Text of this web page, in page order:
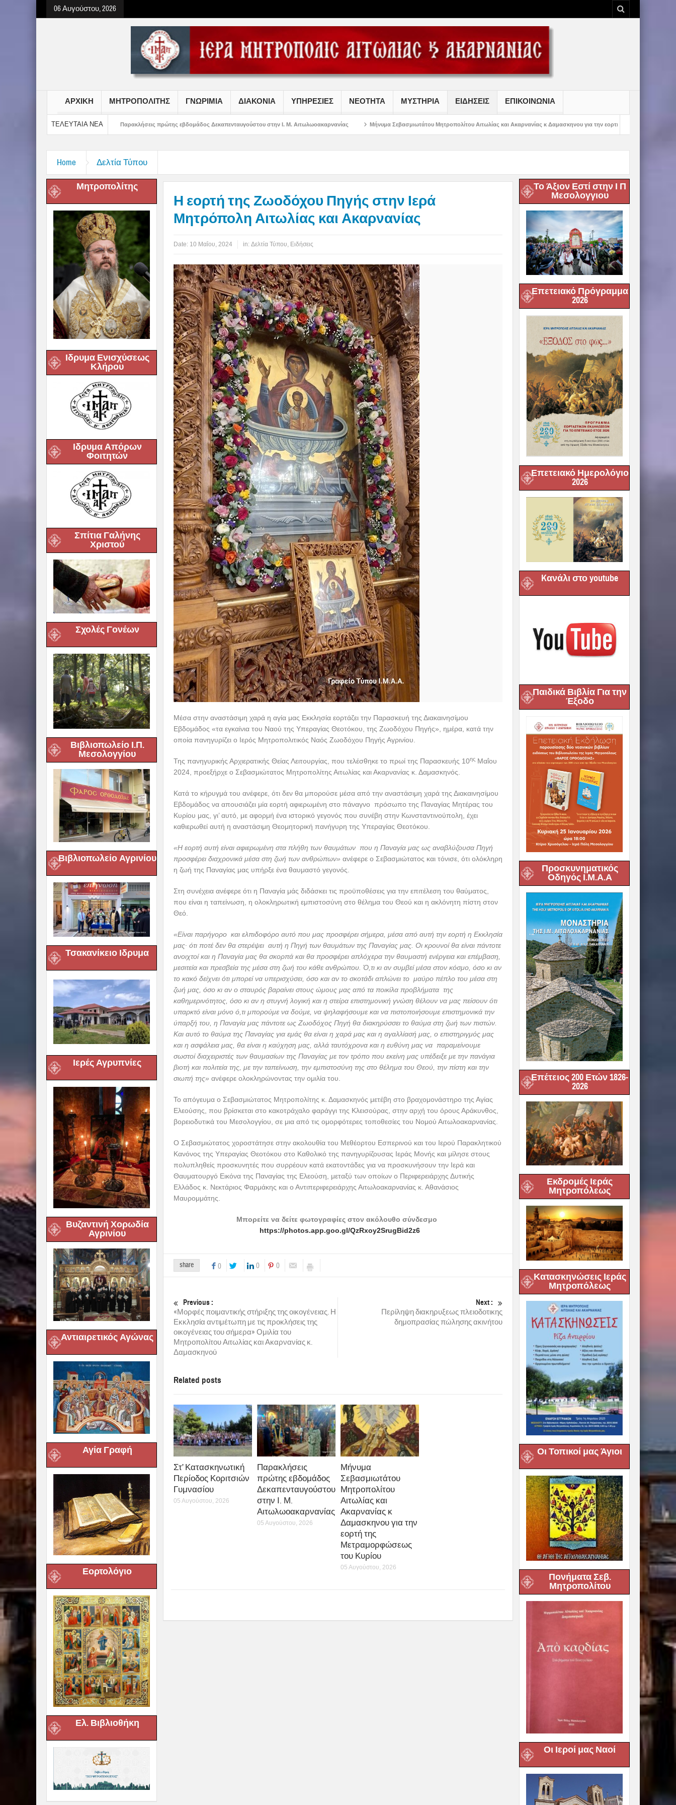
06 Αυγούστου, 2026
ΑΡΧΙΚΗ ΜΗΤΡΟΠΟΛΙΤΗΣ ΓΝΩΡΙΜΙΑ ΔΙΑΚΟΝΙΑ ΥΠΗΡΕΣΙΕΣ ΝΕΟΤΗΤΑ ΜΥΣΤΗΡΙΑ ΕΙΔΗΣΕΙΣ ΕΠΙΚΟΙΝΩΝΙΑ
ΤΕΛΕΥΤΑΙΑ ΝΕΑ
Παρακλήσεις πρώτης εβδομάδος Δεκαπενταυγούστου στην Ι. Μ. Αιτωλωοακαρνανίας Μήνυμα Σεβασμιωτάτου Μητροπολίτου Αιτωλίας και Ακαρνανίας κ Δαμασκηνου για την εορτή της Μετραμορφώσεως του Κυρίου
Home Δελτία Τύπου
Μητροπολίτης
Ιδρυμα Ενισχύσεως
Κλήρου
Ιδρυμα Απόρων
Φοιτητών
Σπίτια Γαλήνης
Χριστού
Σχολές Γονέων
Βιβλιοπωλείο Ι.Π.
Μεσολογγίου
Βιβλιοπωλείο Αγρινίου
Τσακανίκειο Ιδρυμα
Ιερές Αγρυπνίες
Βυζαντινή Χορωδία
Αγρινίου
Αντιαιρετικός Αγώνας
Αγία Γραφή
Εορτολόγιο
Ελ. Βιβλιοθήκη
Η εορτή της Ζωοδόχου Πηγής στην Ιερά
Μητρόπολη Αιτωλίας και Ακαρνανίας
Date: 10 Μαΐου, 2024 in: Δελτία Τύπου, Ειδήσεις
Μέσα στην αναστάσιμη χαρά η αγία μας Εκκλησία εορτάζει την Παρασκευή της Διακαινησίμου
Εβδομάδος «τα εγκαίνια του Ναού της Υπεραγίας Θεοτόκου, της Ζωοδόχου Πηγής», ημέρα, κατά την
οποία πανηγυρίζει ο Ιερός Μητροπολιτικός Ναός Ζωοδόχου Πηγής Αγρινίου.
Της πανηγυρικής Αρχιερατικής Θείας Λειτουργίας, που τελέσθηκε το πρωί της Παρασκευής 10ηςΜαΐου
2024, προεξήρχε ο Σεβασμιώτατος Μητροπολίτης Αιτωλίας και Ακαρνανίας κ. Δαμασκηνός.
Κατά το κήρυγμά του ανέφερε, ότι δεν θα μπορούσε μέσα από την αναστάσιμη χαρά της Διακαινησίμου
Εβδομάδος να απουσιάζει μία εορτή αφιερωμένη στο πάναγνο πρόσωπο της Παναγίας Μητέρας του
Κυρίου μας, γι’ αυτό, με αφορμή ένα ιστορικό γεγονός που συνέβη στην Κωνσταντινούπολη, έχει
καθιερωθεί αυτή η αναστάσιμη Θεομητορική πανήγυρη της Υπεραγίας Θεοτόκου.
«Η εορτή αυτή είναι αφιερωμένη στα πλήθη των θαυμάτων που η Παναγία μας ως αναβλύζουσα Πηγή
προσφέρει διαχρονικά μέσα στη ζωή των ανθρώπων» ανέφερε ο Σεβασμιώτατος και τόνισε, ότι ολόκληρη
η ζωή της Παναγίας μας υπήρξε ένα θαυμαστό γεγονός.
Στη συνέχεια ανέφερε ότι η Παναγία μάς διδάσκει τις προϋποθέσεις για την επιτέλεση του θαύματος,
που είναι η ταπείνωση, η ολοκληρωτική εμπιστοσύνη στο θέλημα του Θεού και η ακλόνητη πίστη στον
Θεό.
«Είναι παρήγορο και ελπιδοφόρο αυτό που μας προσφέρει σήμερα, μέσα από αυτή την εορτή η Εκκλησία
μας∙ ότι ποτέ δεν θα στερέψει αυτή η Πηγή των θαυμάτων της Παναγίας μας. Οι κρουνοί θα είναι πάντοτε
ανοιχτοί και η Παναγία μας θα σκορπά και θα προσφέρει απλόχερα την θαυμαστή ενέργεια και επέμβαση,
μεσιτεία και πρεσβεία της μέσα στη ζωή του κάθε ανθρώπου. Ό,τι κι αν συμβεί μέσα στον κόσμο, όσο κι αν
το κακό δείχνει ότι μπορεί να υπερισχύσει, όσο και αν το σκοτάδι απλώνει το μαύρο πέπλο του μέσα στη
ζωή μας, όσο κι αν ο σταυρός βαραίνει στους ώμους μας από τα ποικίλα προβλήματα της
καθημερινότητος, όσο κι αν η στυγνή λογική και η στείρα επιστημονική γνώση θέλουν να μας πείσουν ότι
υπαρκτό είναι μόνο ό,τι μπορούμε να δούμε, να ψηλαφήσουμε και να πιστοποιήσουμε επιστημονικά την
ύπαρξή του, η Παναγία μας πάντοτε ως Ζωοδόχος Πηγή θα διακηρύσσει το θαύμα στη ζωή των πιστών.
Και αυτό το θαύμα της Παναγίας για εμάς θα είναι η χαρά μας και η αγαλλίασή μας, ο επιστηριγμός μας
και η ασφάλεια μας, θα είναι η καύχηση μας, αλλά ταυτόχρονα και η ευθύνη μας να παραμείνουμε
σωστοί διαχειριστές των θαυμασίων της Παναγίας με τον τρόπο που εκείνη μας υπέδειξε με την πανάγια
βιοτή και πολιτεία της, με την ταπείνωση, την εμπιστοσύνη της στο θέλημα του Θεού, την πίστη και την
σιωπή της» ανέφερε ολοκληρώνοντας την ομιλία του.
Το απόγευμα ο Σεβασμιώτατος Μητροπολίτης κ. Δαμασκηνός μετέβη στο βραχομονάστηρο της Αγίας
Ελεούσης, που βρίσκεται στο κακοτράχαλο φαράγγι της Κλεισούρας, στην αρχή του όρους Αράκυνθος,
βορειοδυτικά του Μεσολογγίου, σε μια από τις ομορφότερες τοποθεσίες του Νομού Αιτωλοακαρνανίας.
Ο Σεβασμιώτατος χοροστάτησε στην ακολουθία του Μεθέορτου Εσπερινού και του Ιερού Παρακλητικού
Κανόνος της Υπεραγίας Θεοτόκου στο Καθολικό της πανηγυρίζουσας Ιεράς Μονής και μίλησε στους
πολυπληθείς προσκυνητές που συρρέουν κατά εκατοντάδες για να προσκυνήσουν την Ιερά και
Θαυματουργό Εικόνα της Παναγίας της Ελεούση, μεταξύ των οποίων ο Περιφερειάρχης Δυτικής
Ελλάδος κ. Νεκτάριος Φαρμάκης και ο Αντιπεριφερειάρχης Αιτωλοακαρνανίας κ. Αθανάσιος
Μαυρομμάτης.
Μπορείτε να δείτε φωτογραφίες στον ακόλουθο σύνδεσμο
https://photos.app.goo.gl/QzRxoy2SrugBid2z6
share 0 0 0
Previous :
«Μορφές ποιμαντικής στήριξης της οικογένειας. Η
Εκκλησία αντιμέτωπη με τις προκλήσεις της
οικογένειας του σήμερα» Ομιλία του
Μητροπολίτου Αιτωλίας και Ακαρνανίας κ.
Δαμασκηνού
Next :
Περίληψη διακηρυξεως πλειοδοτικης
δημοπρασίας πώλησης ακινήτου
Related posts
Στ’ Κατασκηνωτική
Περίοδος Κοριτσιών
Γυμνασίου
05 Αυγούστου, 2026
Παρακλήσεις
πρώτης εβδομάδος
Δεκαπενταυγούστου
στην Ι. Μ.
Αιτωλωοακαρνανίας
05 Αυγούστου, 2026
Μήνυμα
Σεβασμιωτάτου
Μητροπολίτου
Αιτωλίας και
Ακαρνανίας κ
Δαμασκηνου για την
εορτή της
Μετραμορφώσεως
του Κυρίου
05 Αυγούστου, 2026
Το Άξιον Εστί στην Ι Π
Μεσολογγιου
Επετειακό Πρόγραμμα
2026
Επετειακό Ημερολόγιο
2026
Kανάλι στο youtube
Παιδικά Βιβλία Για την
Έξοδο
Προσκυνηματικός
Οδηγός Ι.Μ.Α.Α
Επέτειος 200 Ετών 1826-
2026
Εκδρομές Ιεράς
Μητροπόλεως
Κατασκηνώσεις Ιεράς
Μητροπόλεως
Οι Τοπικοί μας Άγιοι
Πονήματα Σεβ.
Μητροπολίτου
Οι Ιεροί μας Ναοί